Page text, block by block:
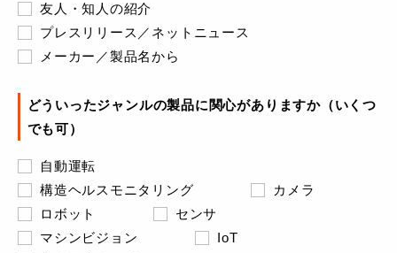
友人・知人の紹介
プレスリリース／ネットニュース
メーカー／製品名から
どういったジャンルの製品に関心がありますか（いくつ
でも可）
自動運転
構造ヘルスモニタリング
カメラ
ロボット
センサ
マシンビジョン
IoT